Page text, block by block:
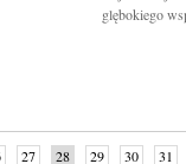
glębokiego
27 28 29 30 31